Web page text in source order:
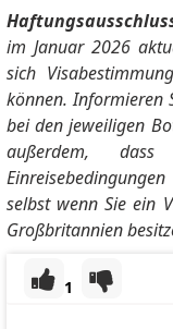
im Januar 2026
sich
können. Informieren
bei den jeweiligen
außerdem,
selbst wenn Sie ein
Großbritannien
1